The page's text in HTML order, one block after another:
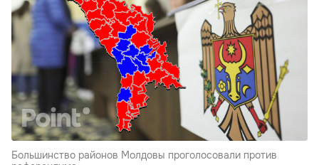
Большинство районов Молдовы проголосовали против